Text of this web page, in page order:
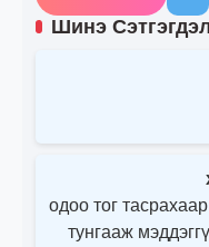
Шинэ
одоо тог
тунгааж